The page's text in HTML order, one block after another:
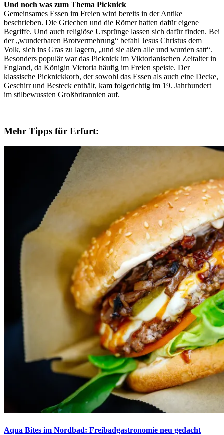
Und noch was zum Thema Picknick
Gemeinsames Essen im Freien wird bereits in der Antike
beschrieben. Die Griechen und die Römer hatten dafür eigene
Begriffe. Und auch religiöse Ursprünge lassen sich dafür finden. Bei
der „wunderbaren Brotvermehrung“ befahl Jesus Christus dem
Volk, sich ins Gras zu lagern, „und sie aßen alle und wurden satt“.
Besonders populär war das Picknick im Viktorianischen Zeitalter in
England, da Königin Victoria häufig im Freien speiste. Der
klassische Picknickkorb, der sowohl das Essen als auch eine Decke,
Geschirr und Besteck enthält, kam folgerichtig im 19. Jahrhundert
im stilbewussten Großbritannien auf.
Mehr Tipps für Erfurt:
Aqua Bites im Nordbad: Freibadgastronomie neu gedacht